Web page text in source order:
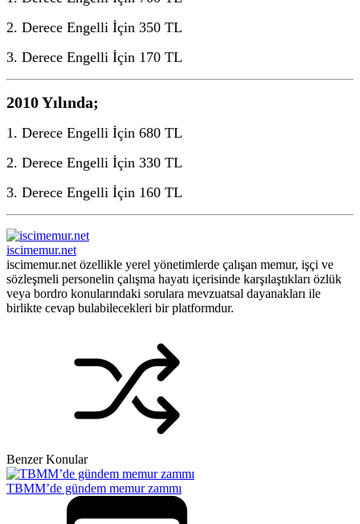
2. Derece Engelli İçin 350 TL
3. Derece Engelli İçin 170 TL
2010 Yılında;
1. Derece Engelli İçin 680 TL
2. Derece Engelli İçin 330 TL
3. Derece Engelli İçin 160 TL
iscimemur.net
iscimemur.net özellikle yerel yönetimlerde çalışan memur, işçi ve
sözleşmeli personelin çalışma hayatı içerisinde karşılaştıkları özlük
veya bordro konularındaki sorulara mevzuatsal dayanakları ile
birlikte cevap bulabilecekleri bir platformdur.
Benzer Konular
TBMM’de gündem memur zammı